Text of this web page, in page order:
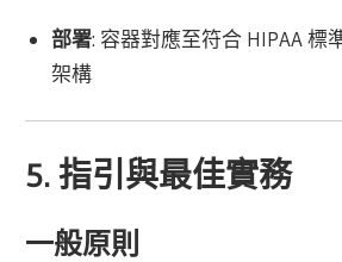
部署: 容器對應至符合 HIPAA 標
架構
5. 指引與最佳實務
一般原則